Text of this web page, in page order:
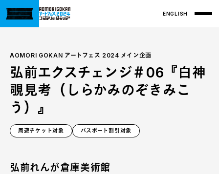
ENGLISH
AOMORI GOKAN アートフェス 2024 メイン企画
弘前エクスチェンジ＃06『白神
覗見考（しらかみのぞきみこ
う）』
周遊チケット対象 パスポート割引対象
弘前れんが倉庫美術館